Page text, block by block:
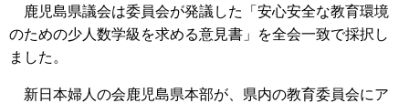
鹿児島県議会は委員会が発議した「安心安全な教育環境
のための少人数学級を求める意見書」を全会一致で採択し
ました。
新日本婦人の会鹿児島県本部が、県内の教育委員会にア